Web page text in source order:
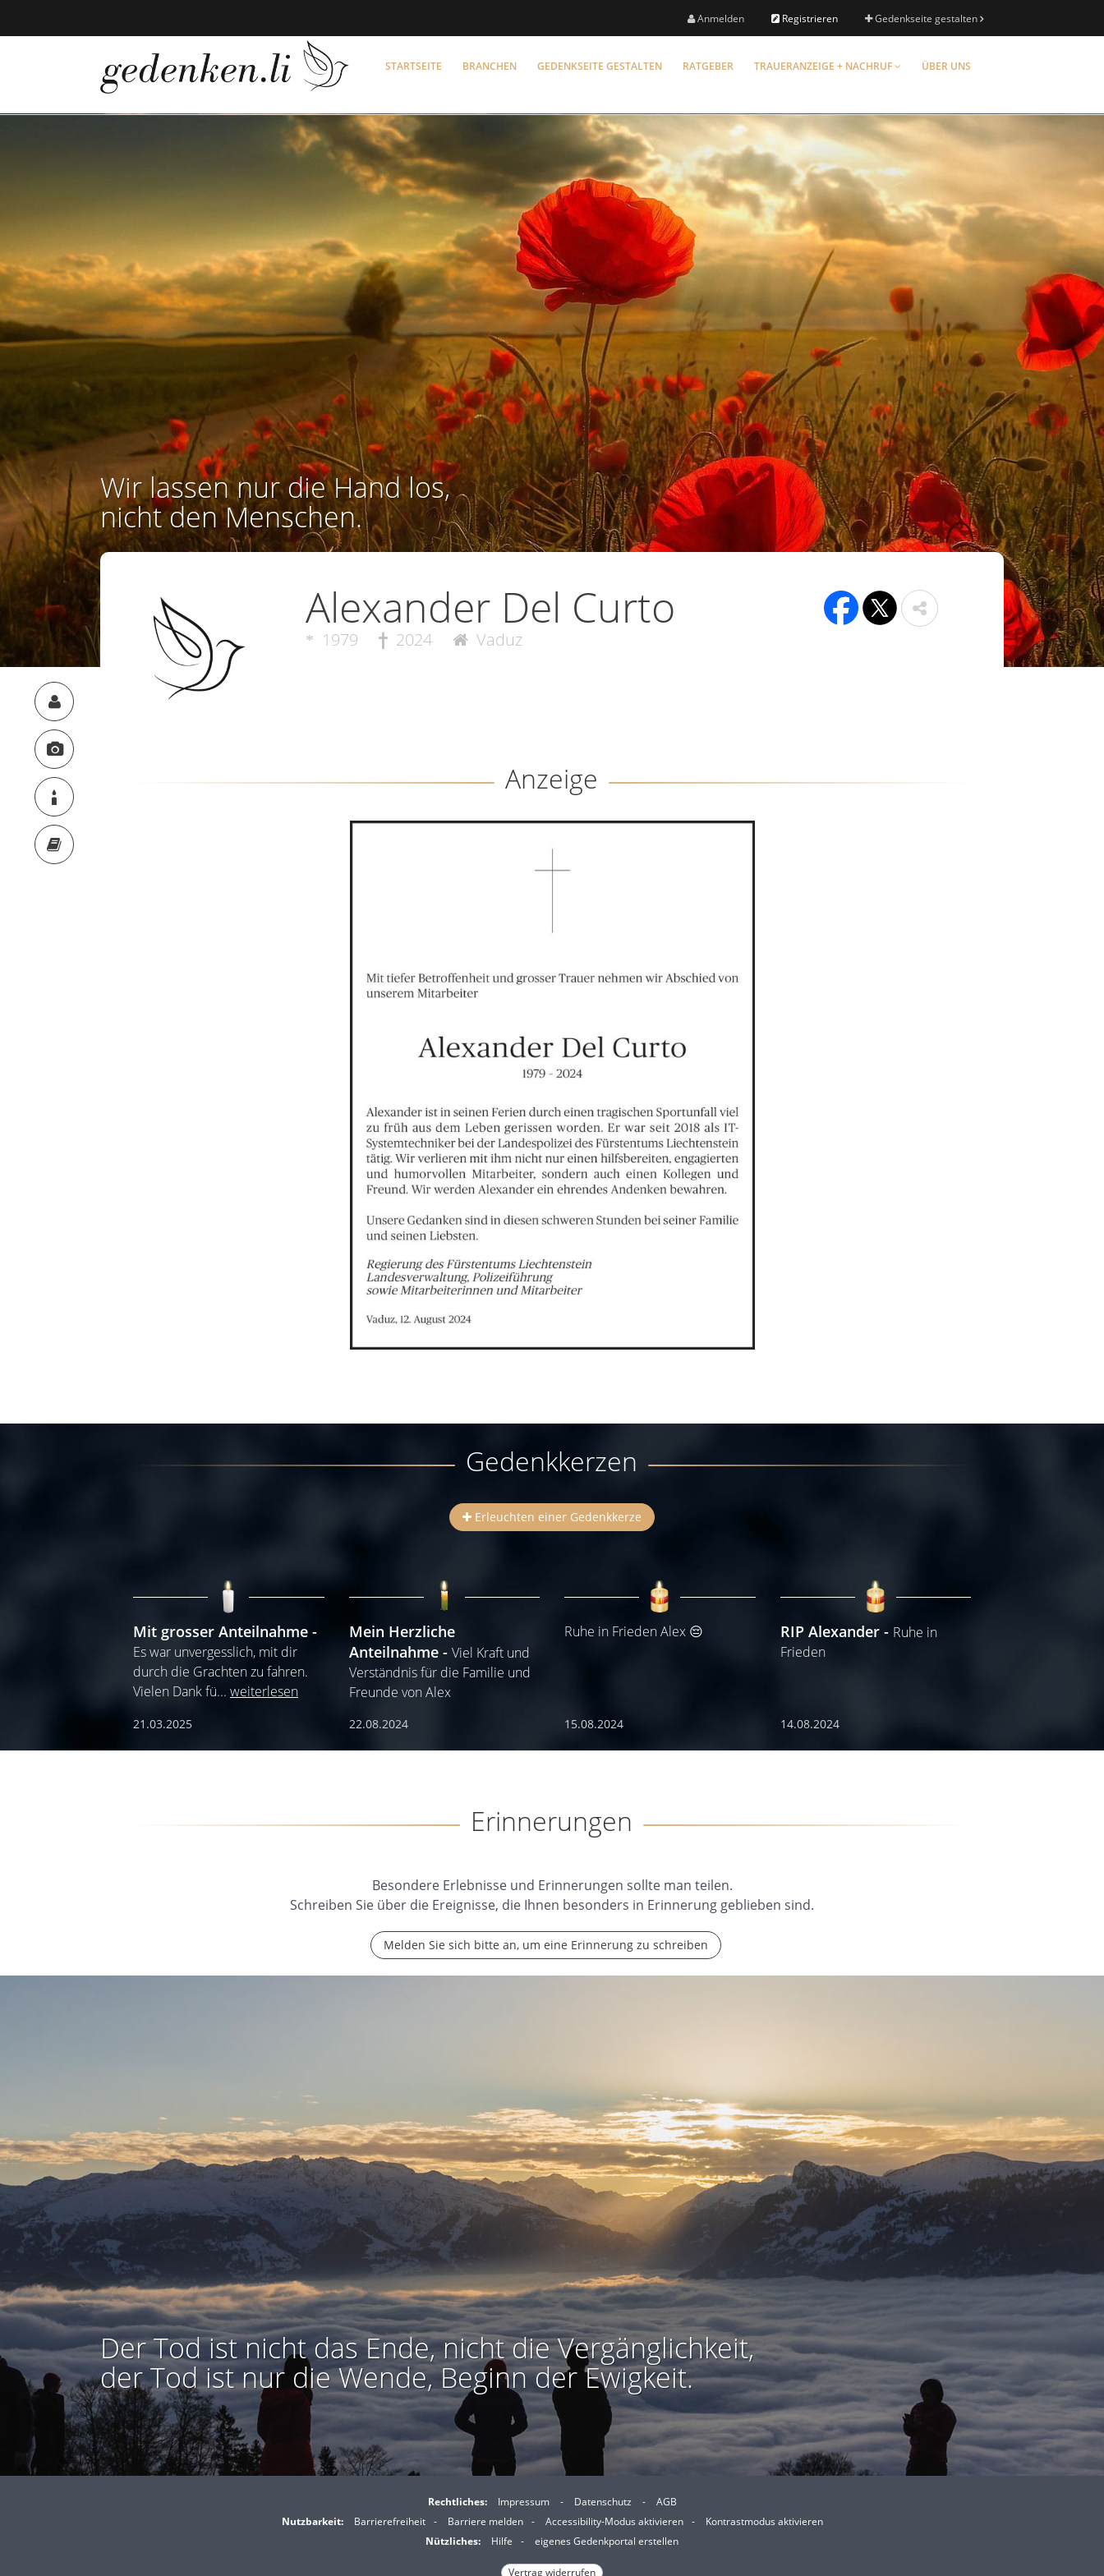
Anmelden Registrieren Gedenkseite gestalten
STARTSEITE BRANCHEN GEDENKSEITE GESTALTEN RATGEBER TRAUERANZEIGE + NACHRUF ÜBER UNS
Wir lassen nur die Hand los,
nicht den Menschen.
Alexander Del Curto
1979 2024 Vaduz
Anzeige
Gedenkkerzen
Erleuchten einer Gedenkkerze
Mit grosser Anteilnahme
Es war unvergesslich, mit dir
durch die Grachten zu fahren.
Vielen Dank fü... weiterlesen
21.03.2025
Mein Herzliche
Anteilnahme
Viel Kraft und
Verständnis für die Familie und
Freunde von Alex
22.08.2024
Ruhe in Frieden Alex 😔
15.08.2024
RIP Alexander
Ruhe in
Frieden
14.08.2024
Erinnerungen
Besondere Erlebnisse und Erinnerungen sollte man teilen.
Schreiben Sie über die Ereignisse, die Ihnen besonders in Erinnerung geblieben sind.
Melden Sie sich bitte an, um eine Erinnerung zu schreiben
Der Tod ist nicht das Ende, nicht die Vergänglichkeit,
der Tod ist nur die Wende, Beginn der Ewigkeit.
Rechtliches: Impressum - Datenschutz -
AGB
Nutzbarkeit:
Barrierefreiheit - Barriere melden -
I
m
Accessibility-Modus aktivieren -
IKontrastmodus aktivieren
Nützliches:
Hilfe - eigenes Gedenkportal erstellen
Vertrag widerrufen